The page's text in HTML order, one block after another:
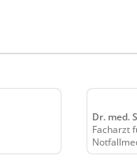
Dr. med.
Facharzt